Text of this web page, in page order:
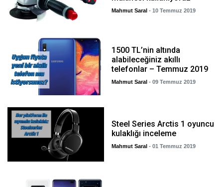
Mahmut Saral - 10 Temmuz 2019
1500 TL’nin altında
alabileceğiniz akıllı
telefonlar – Temmuz 2019
Mahmut Saral - 09 Temmuz 2019
Steel Series Arctis 1 oyuncu
kulaklığı inceleme
Mahmut Saral - 01 Temmuz 2019